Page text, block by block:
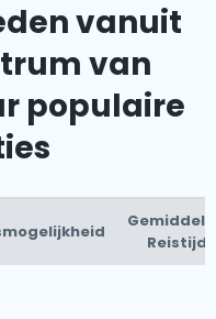
vanuit
van
populaire
Reistijd